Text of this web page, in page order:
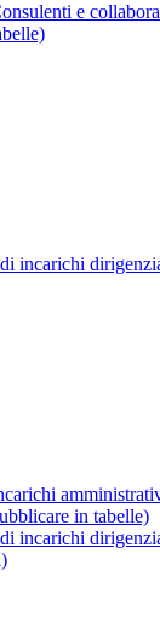
e
incarichi
in tabelle)
incarichi